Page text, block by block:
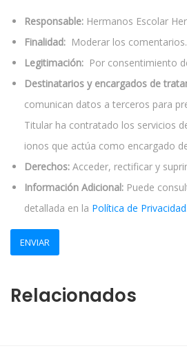
Responsable: Hermanos Escolar
Finalidad: Moderar los comentarios.
Legitimación: Por consentimiento
Destinatarios y encargados de
comunican datos a terceros para
Titular ha contratado los servicios
ionos que actúa como encargado
Derechos: Acceder, rectificar y
Información Adicional: Puede
detallada en la Política de Privacidad
Relacionados